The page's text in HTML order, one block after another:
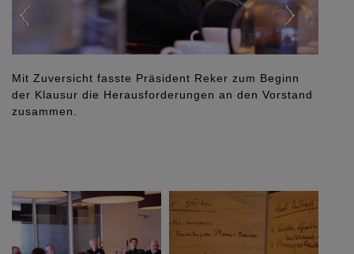
Mit Zuversicht fasste Präsident Reker zum Beginn
der Klausur die Herausforderungen an den Vorstand
zusammen.